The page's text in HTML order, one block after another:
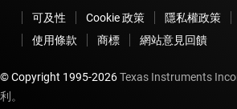
可及性 Cookie 政策 隱私權政策
使用條款
商標 網站意見回饋
© Copyright 1995-2026Texas Instruments
利。